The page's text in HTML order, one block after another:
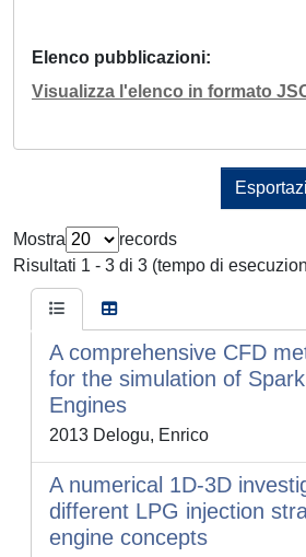
Elenco pubblicazioni
Visualizza l'elenco in formato
Mostra
records
Risultati 1 - 3 di 3 (tempo di
A comprehensive CFD
for the simulation of
Engines
2013 Delogu, Enrico
A numerical 1D-3D
different LPG injection
engine concepts